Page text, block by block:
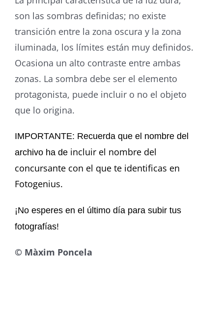
son las sombras definidas; no existe
transición entre la zona oscura y la zona
iluminada, los límites están muy definidos.
Ocasiona un alto contraste entre ambas
zonas. La sombra debe ser el elemento
protagonista, puede incluir o no el objeto
que lo origina.
IMPORTANTE: Recuerda que el nombre del
archivo ha de incluir el nombre del
concursante con el que te identificas en
Fotogenius.
¡No esperes en el último día para subir tus
fotografías!
© Màxim Poncela